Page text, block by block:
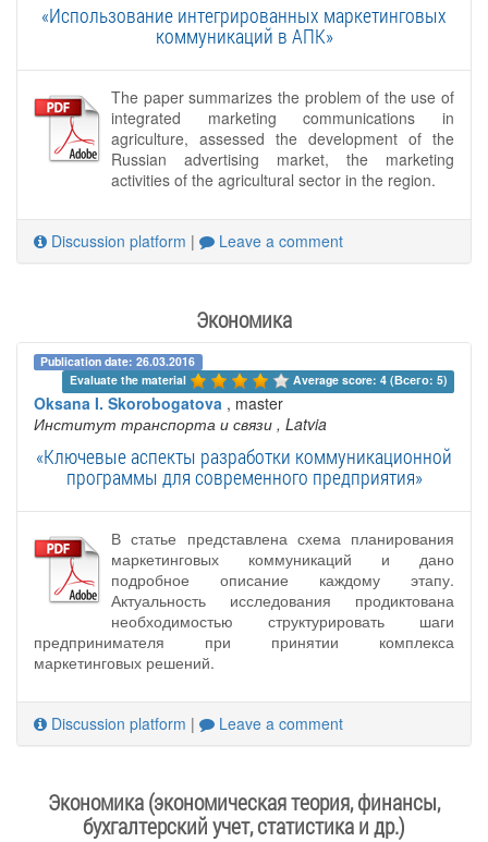
«Использование интегрированных маркетинговых
коммуникаций в АПК»
The paper summarizes the problem of the use of
integrated marketing communications in
agriculture, assessed the development of the
Russian advertising market, the marketing
activities of the agricultural sector in the region.
Discussion platform | Leave a comment
Экономика
Publication date: 26.03.2016
Evaluate the material
Average score: 4 (Всего: 5)
Oksana I. Skorobogatova , master
Институт транспорта и связи , Latvia
«Ключевые аспекты разработки коммуникационной
программы для современного предприятия»
В статье представлена схема планирования
маркетинговых коммуникаций и дано
подробное описание каждому этапу.
Актуальность исследования продиктована
необходимостью структурировать шаги
предпринимателя при принятии комплекса
маркетинговых решений.
Discussion platform | Leave a comment
Экономика (экономическая теория, финансы,
бухгалтерский учет, статистика и др.)